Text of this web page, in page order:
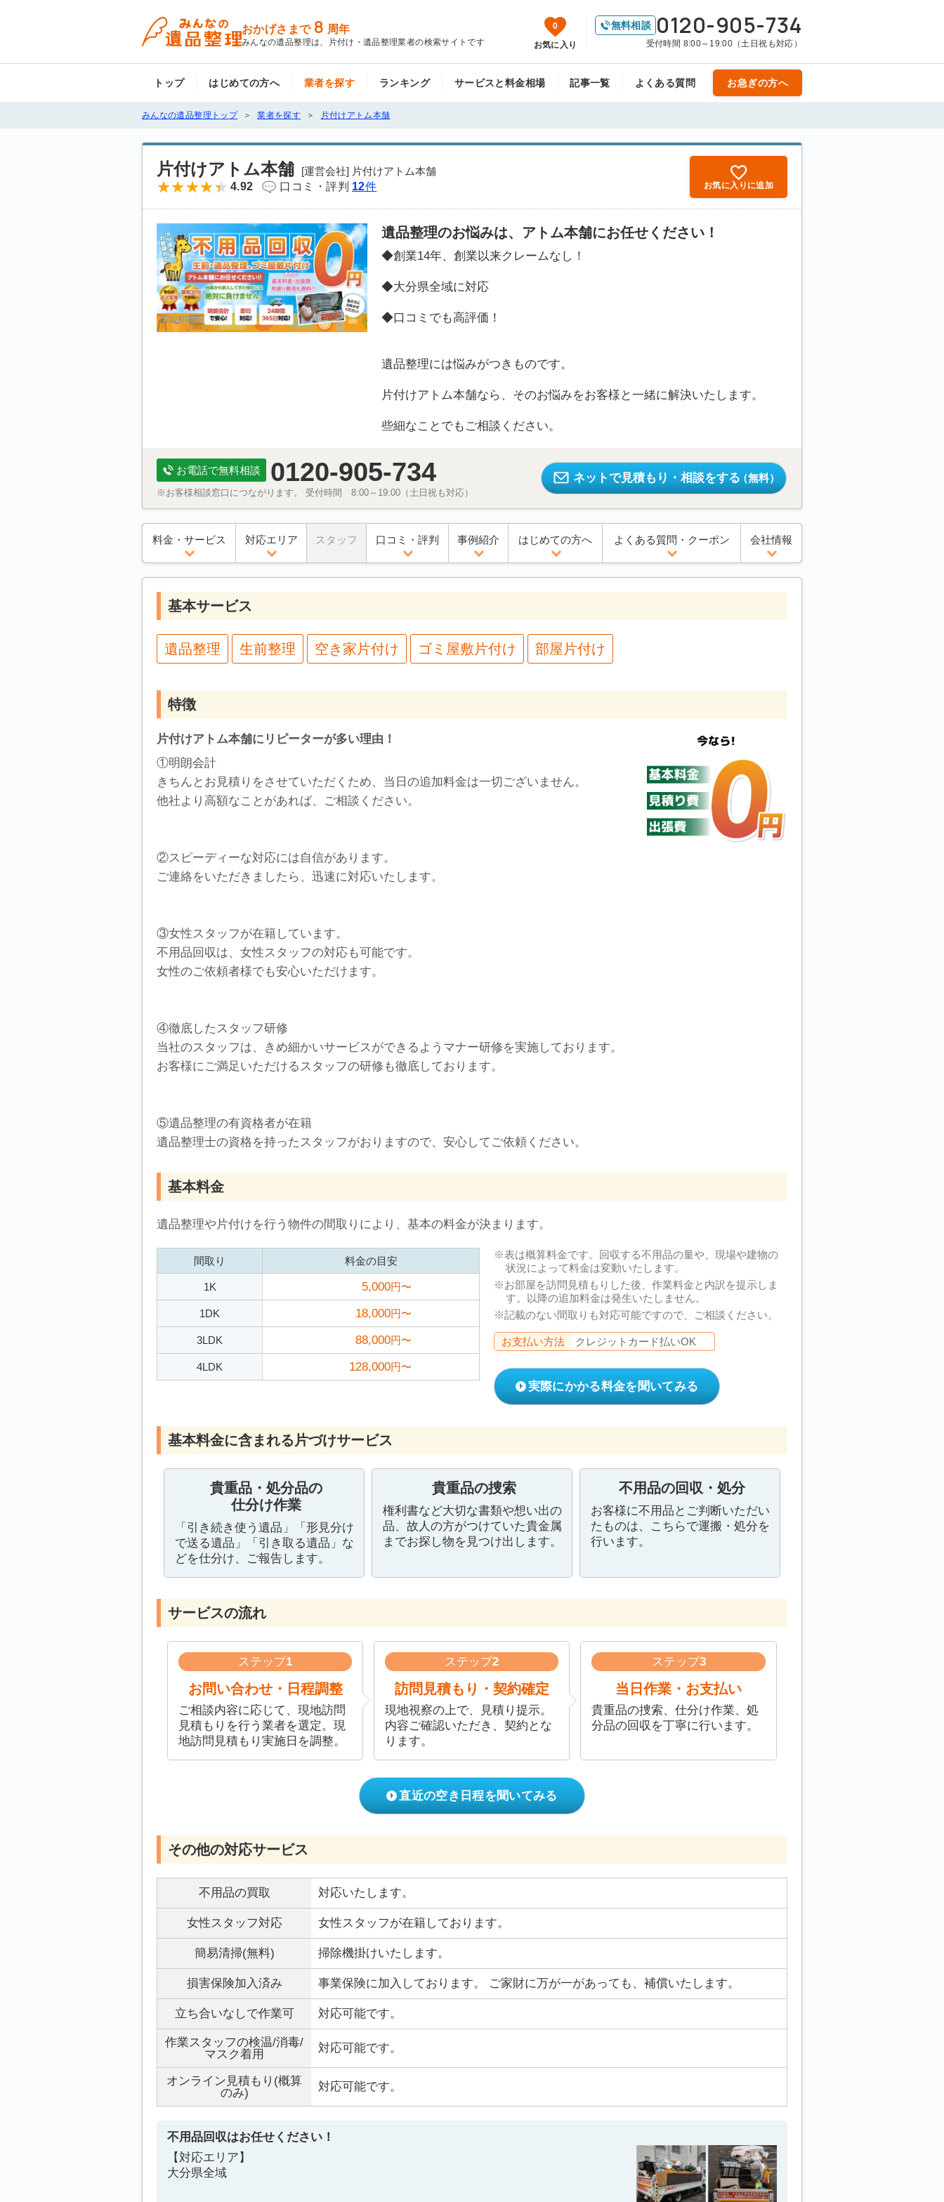
おかげさまで 8 周年
みんなの遺品整理は、片付け・遺品整理業者の検索サイトです
0
お気に入り
無料相談 0120-905-734
受付時間 8:00～19:00（土日祝も対応）
トップ はじめての方へ 業者を探す ランキング サービスと料金相場 記事一覧 よくある質問 お急ぎの方へ
みんなの遺品整理トップ 業者を探す 片付けアトム本舗
片付けアトム本舗
[運営会社] 片付けアトム本舗
4.92
口コミ・評判 12件 お気に入りに追加
遺品整理のお悩みは、アトム本舗にお任せください！
◆創業14年、創業以来クレームなし！
◆大分県全域に対応
◆口コミでも高評価！
遺品整理には悩みがつきものです。
片付けアトム本舗なら、そのお悩みをお客様と一緒に解決いたします。
些細なことでもご相談ください。
お電話で無料相談 0120-905-734
※お客様相談窓口につながります。 受付時間 8:00～19:00（土日祝も対応）
ネットで見積もり・相談をする（無料）
料金・サービス 対応エリア スタッフ 口コミ・評判 事例紹介 はじめての方へ よくある質問・クーポン 会社情報
基本サービス
遺品整理 生前整理 空き家片付け ゴミ屋敷片付け 部屋片付け
特徴
片付けアトム本舗にリピーターが多い理由！
①明朗会計
きちんとお見積りをさせていただくため、当日の追加料金は一切ございません。
他社より高額なことがあれば、ご相談ください。
②スピーディーな対応には自信があります。
ご連絡をいただきましたら、迅速に対応いたします。
③女性スタッフが在籍しています。
不用品回収は、女性スタッフの対応も可能です。
女性のご依頼者様でも安心いただけます。
④徹底したスタッフ研修
当社のスタッフは、きめ細かいサービスができるようマナー研修を実施しております。
お客様にご満足いただけるスタッフの研修も徹底しております。
⑤遺品整理の有資格者が在籍
遺品整理士の資格を持ったスタッフがおりますので、安心してご依頼ください。
基本料金
遺品整理や片付けを行う物件の間取りにより、基本の料金が決まります。
間取り 料金の目安
1K 5,000円〜
1DK 18,000円〜
3LDK 88,000円〜
4LDK 128,000円〜
表は概算料金です。回収する不用品の量や、現場や建物の
状況によって料金は変動いたします。
お部屋を訪問見積もりした後、作業料金と内訳を提示しま
す。以降の追加料金は発生いたしません。
記載のない間取りも対応可能ですので、ご相談ください。
お支払い方法 クレジットカード払いOK
実際にかかる料金を聞いてみる
基本料金に含まれる片づけサービス
貴重品・処分品の
仕分け作業
「引き続き使う遺品」「形見分け
で送る遺品」「引き取る遺品」な
どを仕分け、ご報告します。
貴重品の捜索
権利書など大切な書類や想い出の
品、故人の方がつけていた貴金属
までお探し物を見つけ出します。
不用品の回収・処分
お客様に不用品とご判断いただい
たものは、こちらで運搬・処分を
行います。
サービスの流れ
ステップ1
お問い合わせ・日程調整
ご相談内容に応じて、現地訪問
見積もりを行う業者を選定。現
地訪問見積もり実施日を調整。
ステップ2
訪問見積もり・契約確定
現地視察の上で、見積り提示。
内容ご確認いただき、契約とな
ります。
ステップ3
当日作業・お支払い
貴重品の捜索、仕分け作業、処
分品の回収を丁寧に行います。
直近の空き日程を聞いてみる
その他の対応サービス
不用品の買取 対応いたします。
女性スタッフ対応 女性スタッフが在籍しております。
簡易清掃(無料) 掃除機掛けいたします。
損害保険加入済み 事業保険に加入しております。 ご家財に万が一があっても、補償いたします。
立ち合いなしで作業可 対応可能です。
作業スタッフの検温/消毒/
マスク着用
対応可能です。
オンライン見積もり(概算
のみ)
対応可能です。
不用品回収はお任せください！
【対応エリア】
大分県全域